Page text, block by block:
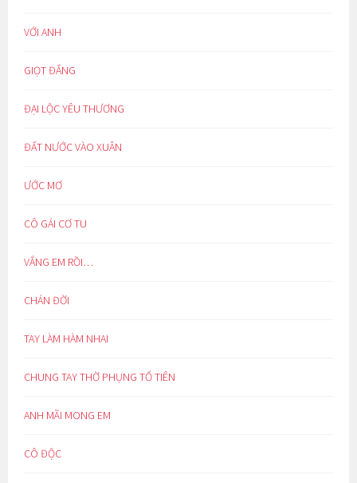
VỚI ANH
GIỌT ĐẮNG
ĐẠI LỘC YÊU THƯƠNG
ĐẤT NƯỚC VÀO XUÂN
ƯỚC MƠ
CÔ GÁI CƠ TU
VẮNG EM RỒI…
CHÁN ĐỜI
TAY LÀM HÀM NHAI
CHUNG TAY THỜ PHỤNG TỔ TIÊN
ANH MÃI MONG EM
CÔ ĐỘC